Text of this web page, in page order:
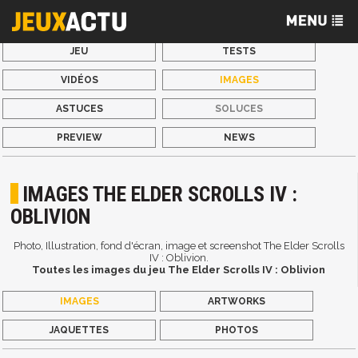
JEU TESTS
VIDÉOS IMAGES
ASTUCES SOLUCES
PREVIEW NEWS
IMAGES THE ELDER SCROLLS IV :
OBLIVION
Photo, Illustration, fond d'écran, image et screenshot The Elder Scrolls
IV : Oblivion.
Toutes les images du jeu The Elder Scrolls IV : Oblivion
IMAGES ARTWORKS
JAQUETTES PHOTOS